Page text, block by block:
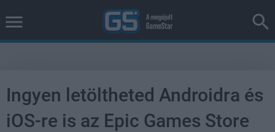
Ingyen letöltheted Androidra és
iOS-re is az Epic Games Store